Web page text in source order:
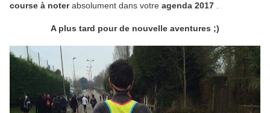
course à noterabsolument dans votre agenda 2017
A plus tard pour de nouvelle aventures ;)